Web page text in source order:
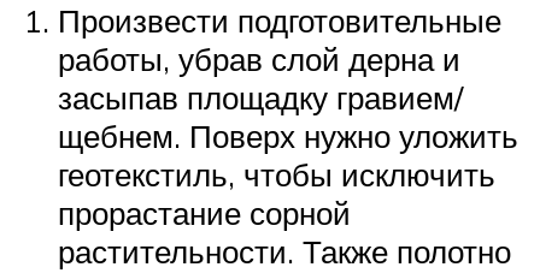
Произвести подготовительные
работы, убрав слой дерна и
засыпав площадку гравием/
щебнем. Поверх нужно уложить
геотекстиль, чтобы исключить
прорастание сорной
растительности. Также полотно